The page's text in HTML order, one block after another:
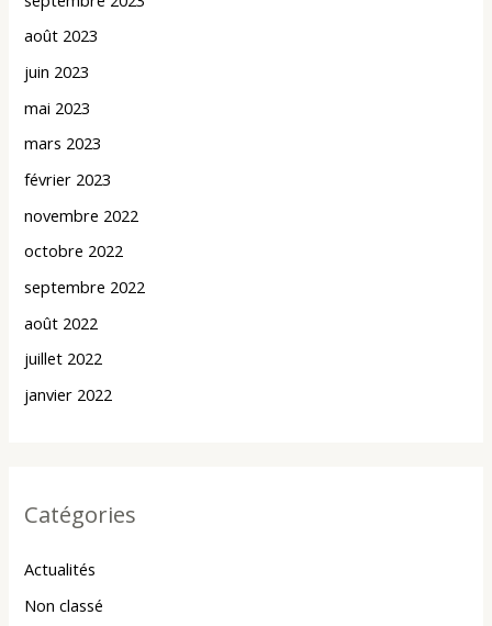
août 2023
juin 2023
mai 2023
mars 2023
février 2023
novembre 2022
octobre 2022
septembre 2022
août 2022
juillet 2022
janvier 2022
Catégories
Actualités
Non classé